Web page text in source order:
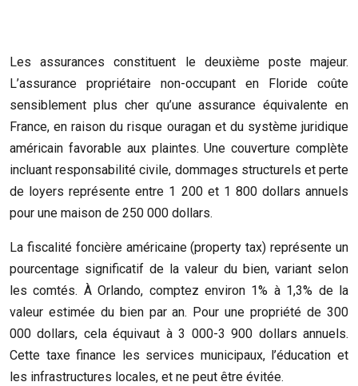
Les assurances constituent le deuxième poste majeur.
L’assurance propriétaire non-occupant en Floride coûte
sensiblement plus cher qu’une assurance équivalente en
France, en raison du risque ouragan et du système juridique
américain favorable aux plaintes. Une couverture complète
incluant responsabilité civile, dommages structurels et perte
de loyers représente entre 1 200 et 1 800 dollars annuels
pour une maison de 250 000 dollars.
La fiscalité foncière américaine (property tax) représente un
pourcentage significatif de la valeur du bien, variant selon
les comtés. À Orlando, comptez environ 1% à 1,3% de la
valeur estimée du bien par an. Pour une propriété de 300
000 dollars, cela équivaut à 3 000-3 900 dollars annuels.
Cette taxe finance les services municipaux, l’éducation et
les infrastructures locales, et ne peut être évitée.